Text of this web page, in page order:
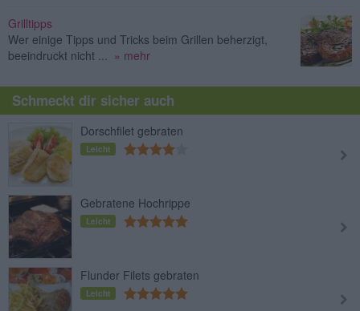
Grilltipps
Wer einige Tipps und Tricks beim Grillen beherzigt,
beeindruckt nicht ... » mehr
Schmeckt dir sicher auch
Dorschfilet gebraten
Leicht
Gebratene Hochrippe
Leicht
Flunder Filets gebraten
Leicht